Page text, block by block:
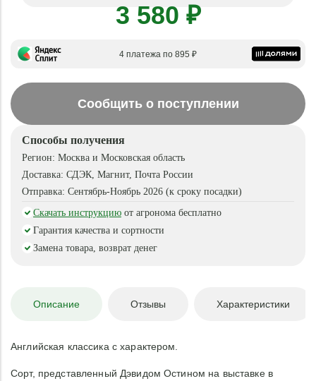
3 580 ₽
4 платежа по 895 ₽
Сообщить о поступлении
Способы получения
Регион: Москва и Московская область
Доставка: СДЭК, Магнит, Почта России
Отправка: Сентябрь-Ноябрь 2026 (к сроку посадки)
Скачать инструкцию от агронома бесплатно
Гарантия качества и сортности
Замена товара, возврат денег
Описание Отзывы Характеристики
Английская классика с характером.
Сорт, представленный Дэвидом Остином на выставке в